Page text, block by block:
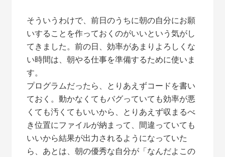
そういうわけで、前日のうちに朝の自分にお願
いすることを作っておくのがいいという気がし
てきました。前の日、効率があまりよろしくな
い時間は、朝やる仕事を準備するために使いま
す。
プログラムだったら、とりあえずコードを書い
ておく。動かなくてもバグっていても効率が悪
くても汚くてもいいから、とりあえず収まるべ
き位置にファイルが納まって、間違っていても
いいから結果が出力されるようになっていた
ら、あとは、朝の優秀な自分が「なんだよこの